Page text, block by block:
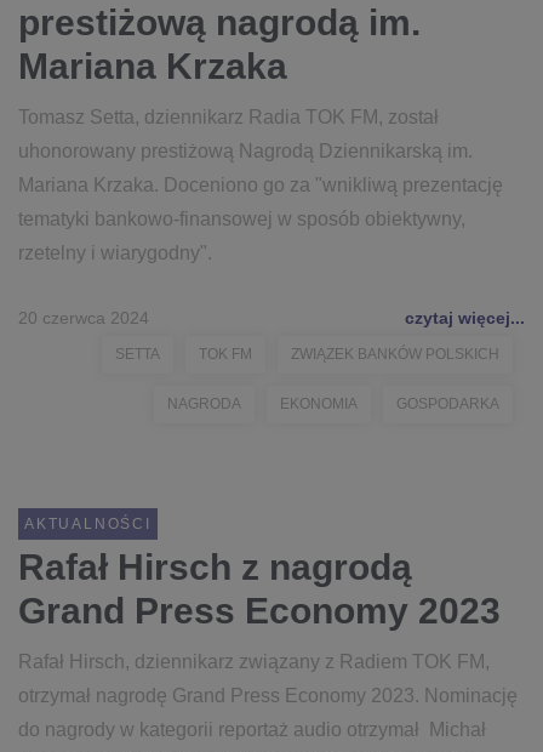
prestiżową nagrodą im.
Mariana Krzaka
Tomasz Setta, dziennikarz Radia TOK FM, został
uhonorowany prestiżową Nagrodą Dziennikarską im.
Mariana Krzaka. Doceniono go za "wnikliwą prezentację
tematyki bankowo-finansowej w sposób obiektywny,
rzetelny i wiarygodny".
20 czerwca 2024 czytaj więcej...
SETTA TOK FM ZWIĄZEK BANKÓW POLSKICH
NAGRODA EKONOMIA GOSPODARKA
AKTUALNOŚCI
Rafał Hirsch z nagrodą
Grand Press Economy 2023
Rafał Hirsch, dziennikarz związany z Radiem TOK FM,
otrzymał nagrodę Grand Press Economy 2023. Nominację
do nagrody w kategorii reportaż audio otrzymał Michał